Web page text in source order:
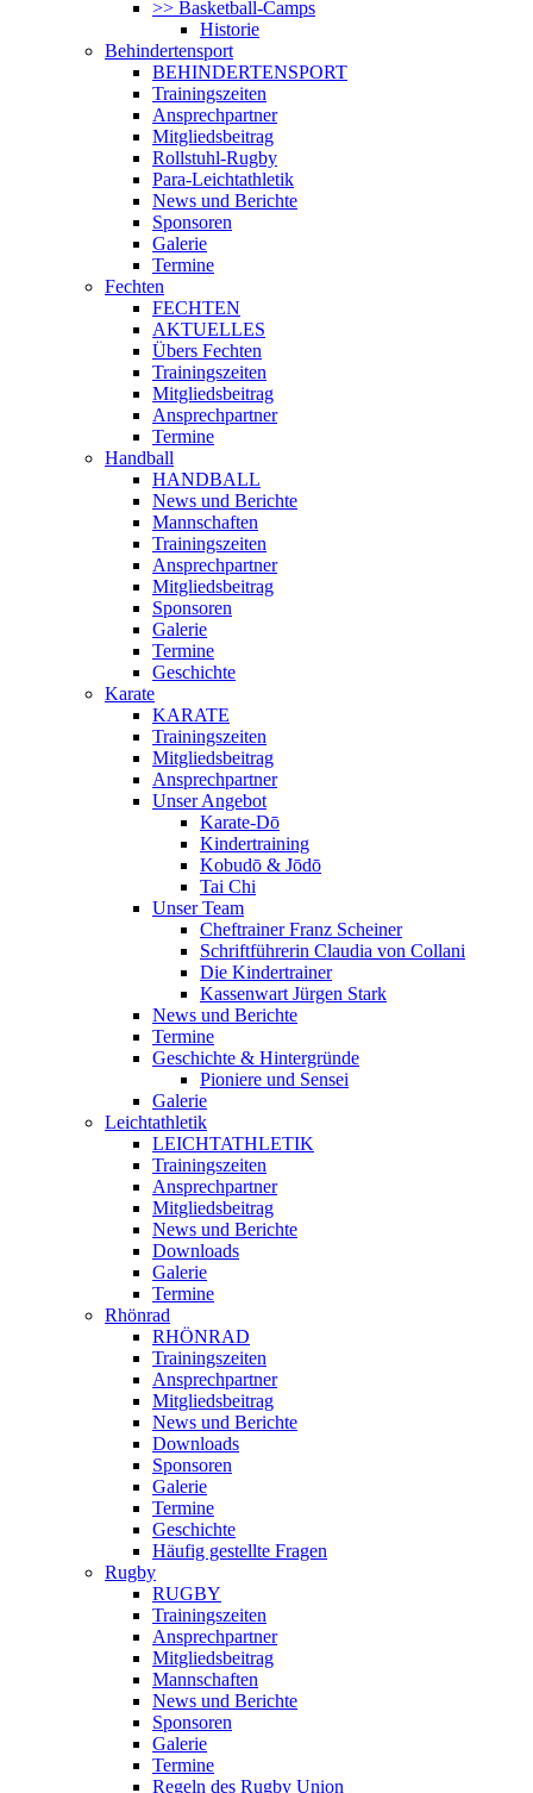
>> Basketball-Camps
Historie
Behindertensport
BEHINDERTENSPORT
Trainingszeiten
Ansprechpartner
Mitgliedsbeitrag
Rollstuhl-Rugby
Para-Leichtathletik
News und Berichte
Sponsoren
Galerie
Termine
Fechten
FECHTEN
AKTUELLES
Übers Fechten
Trainingszeiten
Mitgliedsbeitrag
Ansprechpartner
Termine
Handball
HANDBALL
News und Berichte
Mannschaften
Trainingszeiten
Ansprechpartner
Mitgliedsbeitrag
Sponsoren
Galerie
Termine
Geschichte
Karate
KARATE
Trainingszeiten
Mitgliedsbeitrag
Ansprechpartner
Unser Angebot
Karate-Dō
Kindertraining
Kobudō & Jōdō
Tai Chi
Unser Team
Cheftrainer Franz Scheiner
Schriftführerin Claudia von Collani
Die Kindertrainer
Kassenwart Jürgen Stark
News und Berichte
Termine
Geschichte & Hintergründe
Pioniere und Sensei
Galerie
Leichtathletik
LEICHTATHLETIK
Trainingszeiten
Ansprechpartner
Mitgliedsbeitrag
News und Berichte
Downloads
Galerie
Termine
Rhönrad
RHÖNRAD
Trainingszeiten
Ansprechpartner
Mitgliedsbeitrag
News und Berichte
Downloads
Sponsoren
Galerie
Termine
Geschichte
Häufig gestellte Fragen
Rugby
RUGBY
Trainingszeiten
Ansprechpartner
Mitgliedsbeitrag
Mannschaften
News und Berichte
Sponsoren
Galerie
Termine
Regeln des Rugby Union